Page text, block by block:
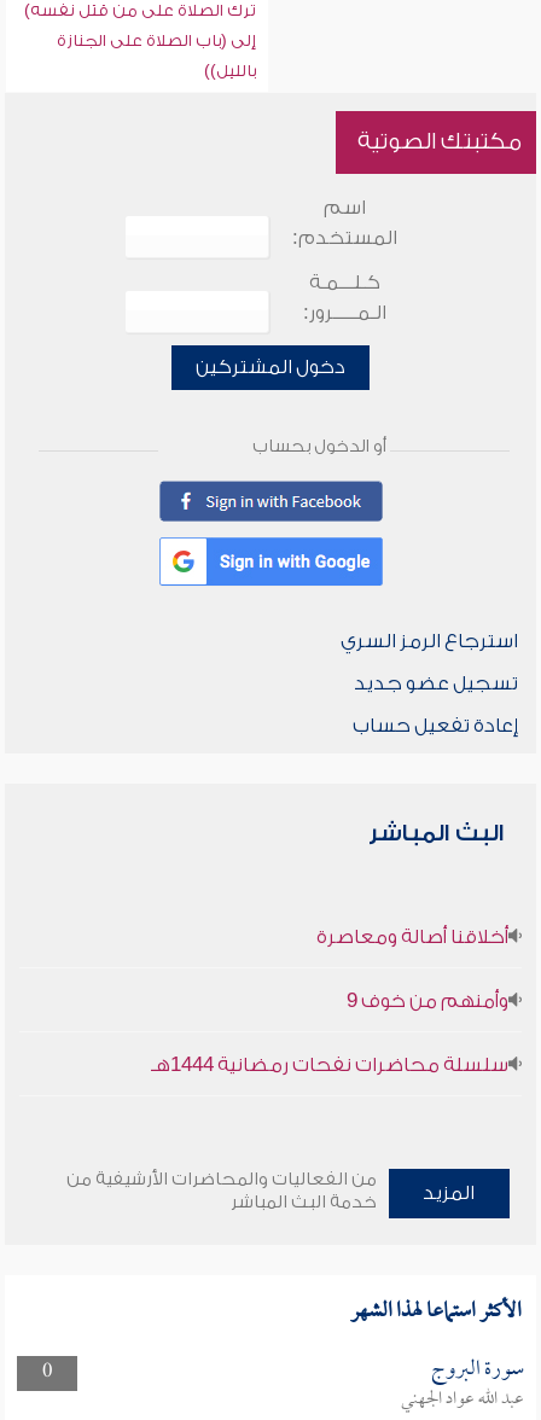
ترك الصلاة على من قتل نفسه)
إلى (باب الصلاة على الجنازة
بالليل))
مكتبتك الصوتية
اسم
المستخدم:
كـلـــمـة
الـمـــــرور:
دخول المشتركين
أو الدخول بحساب
استرجاع الرمز السري
تسجيل عضو جديد
إعادة تفعيل حساب
البث المباشر
أخلاقنا أصالة ومعاصرة
وأمنهم من خوف 9
سلسلة محاضرات نفحات رمضانية 1444هـ
المزيد
من الفعاليات والمحاضرات الأرشيفية من
خدمة البث المباشر
الأكثر استماعا لهذا الشهر
0 سورة البروج
عبد الله عواد الجهني